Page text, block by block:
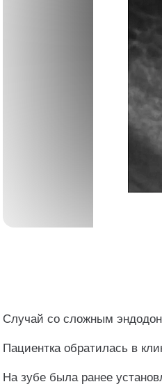
Случай со сложным
Пациентка обратилась в
На зубе была ранее